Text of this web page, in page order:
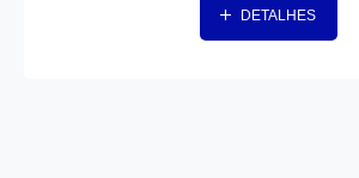
DETALHES